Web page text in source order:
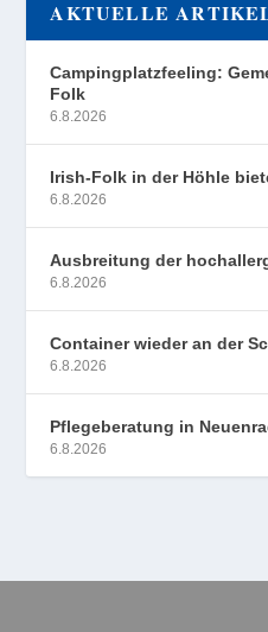
AKTUELLE
Campingplatzfeeling:
Folk
6.8.2026
Irish-Folk in der Höhle
6.8.2026
Ausbreitung der
6.8.2026
Container wieder an der
6.8.2026
Pflegeberatung in
6.8.2026